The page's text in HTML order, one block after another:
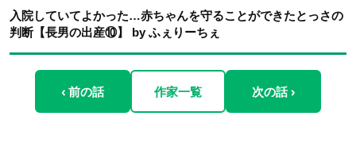
入院していてよかった…赤ちゃんを守ることができたとっさの
判断【長男の出産⑩】 by ふぇりーちぇ
‹ 前の話 作家一覧 次の話 ›